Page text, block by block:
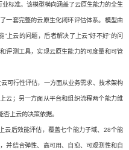
标准。该模型横向涵盖了云原生能力的全生
一套完整的云原生化闭环评估体系。模型由
上云的问题，后者解决了上云“好不好”的问
评测工具，实现云原生能力的可度量和可管
可行性评估，一方面从业务需求、技术架构
云；另一方面从平台和组织流程两个能力维
上云的决策依据。
云后效能评估，覆盖七个能力子域、28个能
并结合弹性、高可用、自愈、可观测性和自